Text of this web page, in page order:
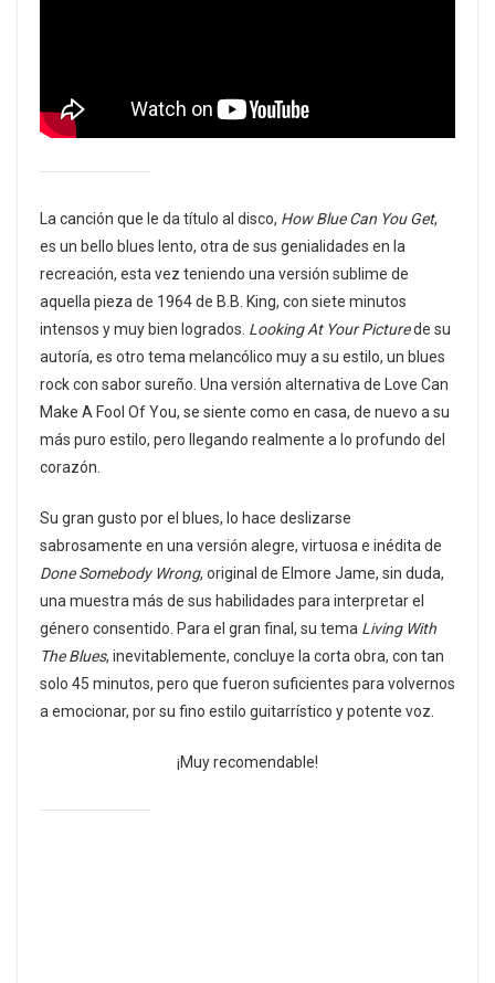
La canción que le da título al disco, How Blue Can You Get,
es un bello blues lento, otra de sus genialidades en la
recreación, esta vez teniendo una versión sublime de
aquella pieza de 1964 de B.B. King, con siete minutos
intensos y muy bien logrados. Looking At Your Picturede su
autoría, es otro tema melancólico muy a su estilo, un blues
rock con sabor sureño. Una versión alternativa de Love Can
Make A Fool Of You, se siente como en casa, de nuevo a su
más puro estilo, pero llegando realmente a lo profundo del
corazón.
Su gran gusto por el blues, lo hace deslizarse
sabrosamente en una versión alegre, virtuosa e inédita de
Done Somebody Wrong, original de Elmore Jame, sin duda,
una muestra más de sus habilidades para interpretar el
género consentido. Para el gran final, su tema Living With
The Blues, inevitablemente, concluye la corta obra, con tan
solo 45 minutos, pero que fueron suficientes para volvernos
a emocionar, por su fino estilo guitarrístico y potente voz.
¡Muy recomendable!